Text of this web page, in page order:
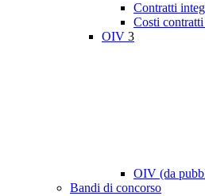
Contratti
Costi
OIV 3
OIV (da
Bandi di concorso